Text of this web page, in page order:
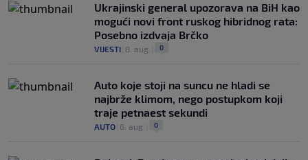
Ukrajinski general upozorava na BiH kao
mogući novi front ruskog hibridnog rata:
Posebno izdvaja Brčko
VIJESTI 8. aug. 0
Auto koje stoji na suncu ne hladi se
najbrže klimom, nego postupkom koji
traje petnaest sekundi
AUTO 6. aug. 0